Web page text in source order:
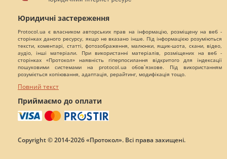
Юридичні застереження
Protocol.ua є власником авторських прав на інформацію, розміщену на веб -
сторінках даного ресурсу, якщо не вказано інше. Під інформацією розуміються
тексти, коментарі, статті, фотозображення, малюнки, ящик-шота, скани, відео,
аудіо, інші матеріали. При використанні матеріалів, розміщених на веб -
сторінках «Протокол» наявність гіперпосилання відкритого для індексації
пошуковими системами на protocol.ua обов`язкове. Під використанням
розуміється копіювання, адаптація, рерайтинг, модифікація тощо.
Повний текст
Приймаємо до оплати
Copyright © 2014-2026 «Протокол». Всі права захищені.